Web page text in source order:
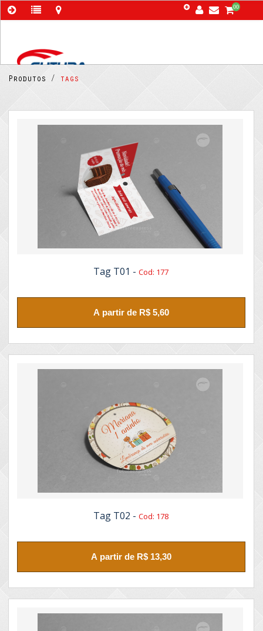
00
Produtos / tags
Tag T01 -Cod: 177
A partir de R$ 5,60
Tag T02 -Cod: 178
A partir de R$ 13,30